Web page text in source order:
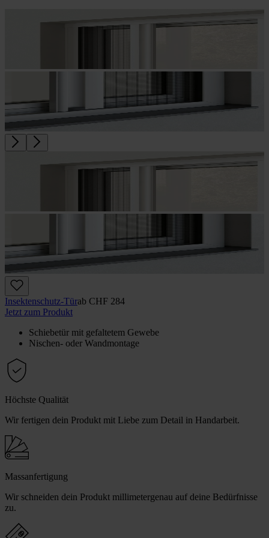
Insektenschutz-Türab CHF 284
Jetzt zum Produkt
Schiebetür mit gefaltetem Gewebe
Nischen- oder Wandmontage
Höchste Qualität
Wir fertigen dein Produkt mit Liebe zum Detail in Handarbeit.
Massanfertigung
Wir schneiden dein Produkt millimetergenau auf deine Bedürfnisse
zu.